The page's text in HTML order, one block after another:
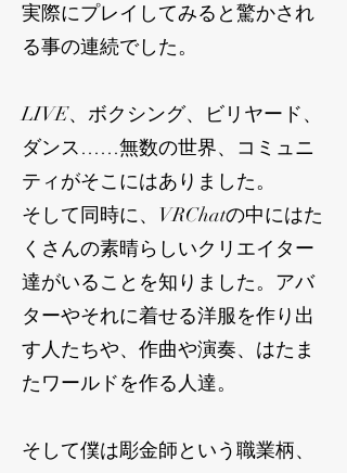
実際にプレイしてみると驚かされ
る事の連続でした。
LIVE、ボクシング、ビリヤード、
ダンス……無数の世界、コミュニ
ティがそこにはありました。
そして同時に、VRChatの中にはた
くさんの素晴らしいクリエイター
達がいることを知りました。アバ
ターやそれに着せる洋服を作り出
す人たちや、作曲や演奏、はたま
たワールドを作る人達。
そして僕は彫金師という職業柄、